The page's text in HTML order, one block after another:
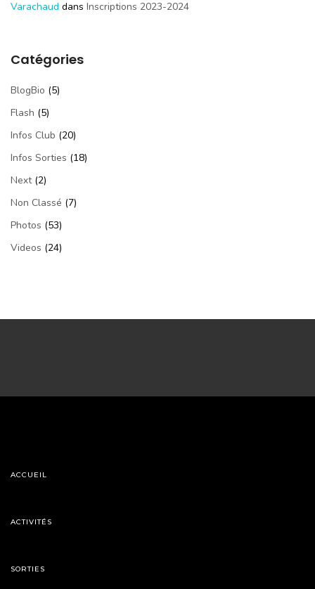
Varachaud dans Inscriptions 2023-2024
Catégories
BlogBio (5)
Flash (5)
Infos Club (20)
Infos Sorties (18)
Next(2)
Non Classé (7)
Photos (53)
Videos (24)
ACCUEIL
ACTIVITÉS
SORTIES